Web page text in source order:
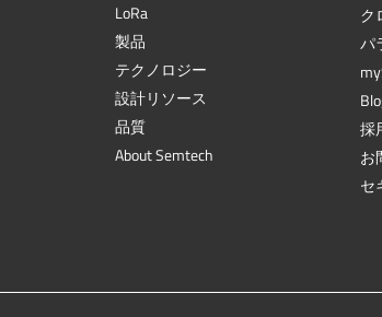
LoRa
製品
テクノロジー
設計リソース
品質
About Semtech
ク
パ
採
お
セ